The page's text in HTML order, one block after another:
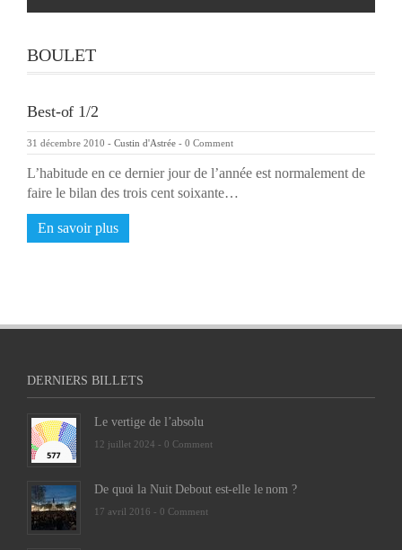
BOULET
Best-of 1/2
31 décembre 2010 - Custin d'Astrée - 0 Comment
L’habitude en ce dernier jour de l’année est normalement de
faire le bilan des trois cent soixante…
En savoir plus
DERNIERS BILLETS
Le vertige de l’absolu
12 juillet 2024 - 0 Comment
De quoi la Nuit Debout est-elle le nom ?
17 avril 2016 - 0 Comment